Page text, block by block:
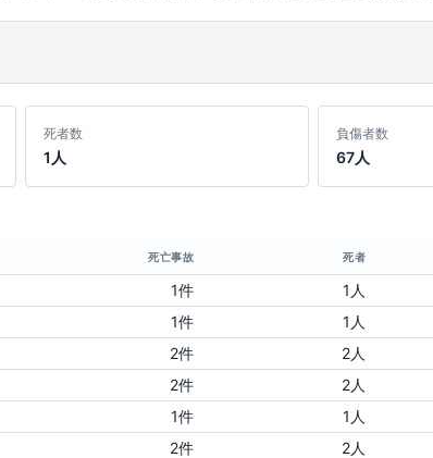
死者数
1人
負傷者数
67人
死亡事故 死者
1件 1人
1件 1人
2件 2人
2件 2人
1件 1人
2件 2人